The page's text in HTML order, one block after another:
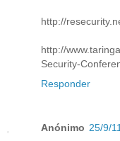
http://
http://
Security-
Responder
Anónimo 25/9/